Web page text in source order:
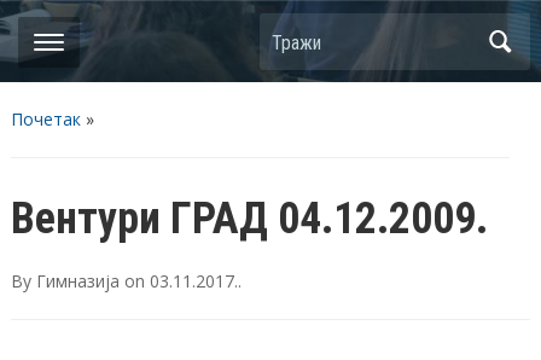
Почетак»
Вентури ГРАД 04.12.2009.
By Гимназија on 03.11.2017..